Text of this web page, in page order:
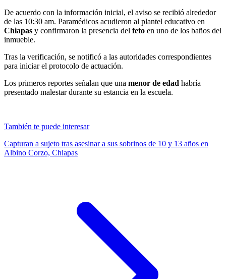
De acuerdo con la información inicial, el aviso se recibió alrededor
de las 10:30 am. Paramédicos acudieron al plantel educativo en
Chiapas y confirmaron la presencia del feto en uno de los baños del
inmueble.
Tras la verificación, se notificó a las autoridades correspondientes
para iniciar el protocolo de actuación.
Los primeros reportes señalan que una menor de edad habría
presentado malestar durante su estancia en la escuela.
También te puede interesar
Capturan a sujeto tras asesinar a sus sobrinos de 10 y 13 años en
Albino Corzo, Chiapas